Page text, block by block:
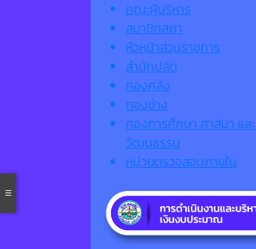
คณะผู้บริหาร
สมาชิกสภา
หัวหน้าส่วนราชการ
สำนักปลัด
กองคลัง
กองช่าง
กองการศึกษา ศาสนา และ
วัฒนธรรม
หน่วยตรวจสอบภายใน